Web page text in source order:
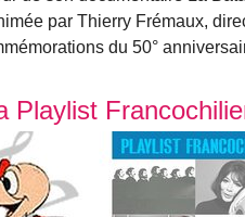
par Thierry Frémaux,
du 50°
Playlist